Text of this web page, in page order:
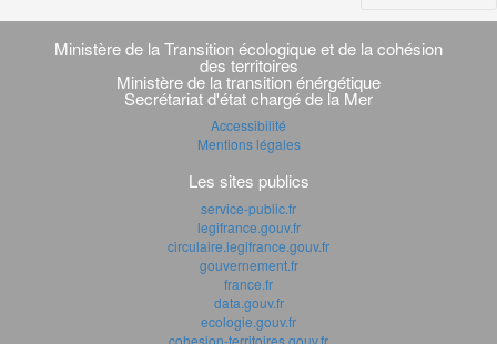
Navigation
transverse
Ministère de la Transition écologique et de la cohésion
des territoires
Ministère de la transition énérgétique
Secrétariat d'état chargé de la Mer
Accessibilité
Mentions légales
Les sites publics
service-public.fr
legifrance.gouv.fr
circulaire.legifrance.gouv.fr
gouvernement.fr
france.fr
data.gouv.fr
ecologie.gouv.fr
cohesion-territoires.gouv.fr